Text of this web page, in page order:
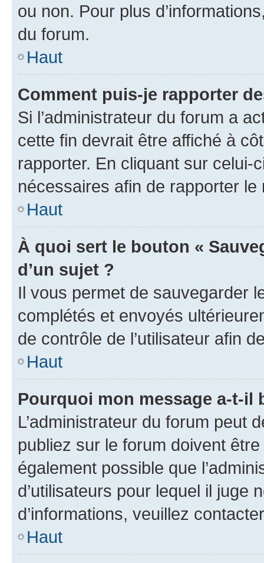
ou non. Pour plus
du forum.
Haut
Comment puis-je rapporter
Si l’administrateur du forum a
cette fin devrait être affiché à
rapporter. En cliquant sur
nécessaires afin de rapporter le
Haut
À quoi sert le bouton «
d’un sujet ?
Il vous permet de sauvegarder
complétés et envoyés
de contrôle de l’utilisateur afin
Haut
Pourquoi mon message a-t-il
L’administrateur du forum peut
publiez sur le forum doivent
également possible que
d’utilisateurs pour lequel il juge
d’informations, veuillez
Haut